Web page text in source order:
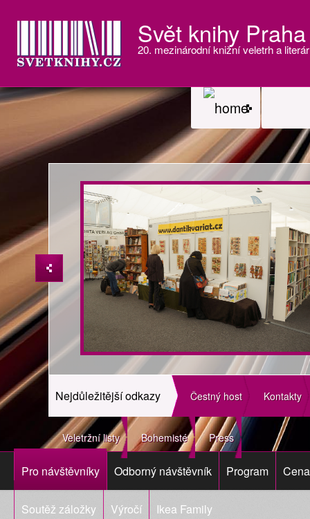
Svět knihy
20. mezinárodní knižní veletrh a
Nejdůležitější odkazy Čestný host Kontakty
Veletržní listy Bohemisté Press
Pro návštěvníky Odborný návštěvník Program
Soutěž záložky Výročí Ikea Family